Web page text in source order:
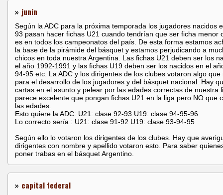
» junin
Según la ADC para la próxima temporada los jugadores nacidos
93 pasan hacer fichas U21 cuando tendrían que ser ficha menor
es en todos los campeonatos del país. De esta forma estamos
la base de la pirámide del básquet y estamos perjudicando a
chicos en toda nuestra Argentina. Las fichas U21 deben ser los
el año 1992-1991 y las fichas U19 deben ser los nacidos en el
94-95 etc. La ADC y los dirigentes de los clubes votaron algo que
para el desarrollo de los jugadores y del básquet nacional. Hay
cartas en el asunto y pelear por las edades correctas de nuestra
parece excelente que pongan fichas U21 en la liga pero NO que
las edades.
Esto quiere la ADC: U21: clase 92-93 U19: clase 94-95-96
Lo correcto sería : U21: clase 91-92 U19: clase 93-94-95
Según ello lo votaron los dirigentes de los clubes. Hay que
dirigentes con nombre y apellido votaron esto. Para saber
poner trabas en el básquet Argentino.
» capital federal